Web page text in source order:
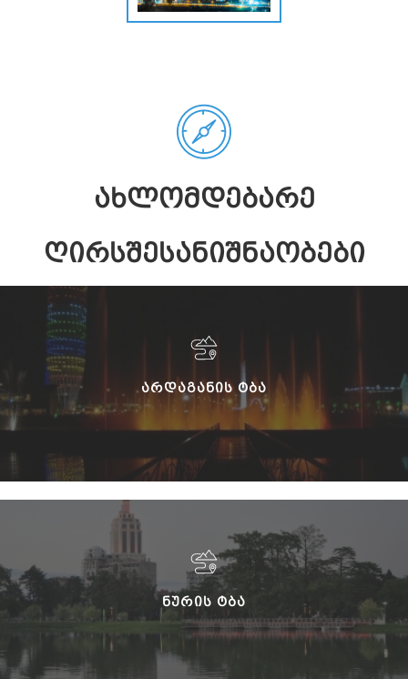
ᲐᲮᲚᲝᲛᲓᲔᲑᲐᲠᲔ
ᲦᲘᲠᲡᲨᲔᲡᲐᲜᲘᲨᲜᲐᲝᲑᲔᲑᲘ
ᲐᲠᲓᲐᲒᲐᲜᲘᲡ ᲢᲑᲐ
ᲜᲣᲠᲘᲡ ᲢᲑᲐ